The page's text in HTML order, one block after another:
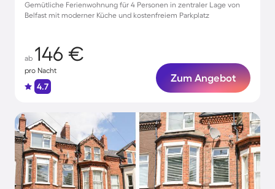
Gemütliche Ferienwohnung für 4 Personen in zentraler Lage von
Belfast mit moderner Küche und kostenfreiem Parkplatz
ab 146 €
pro Nacht
4.7
Zum Angebot